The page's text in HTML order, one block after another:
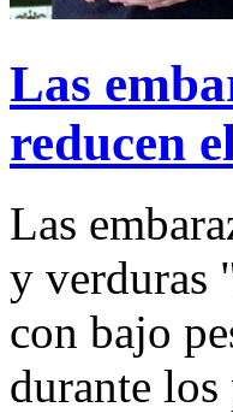
Las
reducen
Las
y verduras
con bajo
durante